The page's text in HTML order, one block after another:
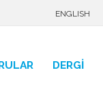
ENGLISH
DERGİ